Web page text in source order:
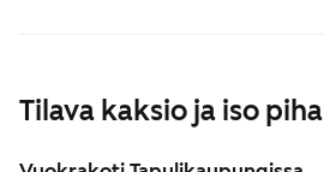
Tilava kaksio ja iso piha